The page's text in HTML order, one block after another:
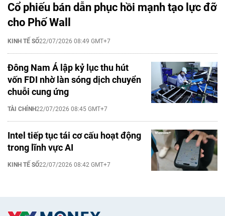
Cổ phiếu bán dẫn phục hồi mạnh tạo lực đỡ
cho Phố Wall
KINH TẾ SỐ22/07/2026 08:49 GMT+7
Đông Nam Á lập kỷ lục thu hút
vốn FDI nhờ làn sóng dịch chuyển
chuỗi cung ứng
TÀI CHÍNH22/07/2026 08:45 GMT+7
Intel tiếp tục tái cơ cấu hoạt động
trong lĩnh vực AI
KINH TẾ SỐ22/07/2026 08:42 GMT+7